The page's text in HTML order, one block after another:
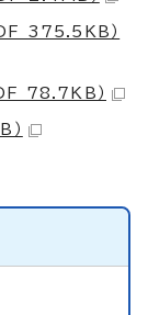
375.5KB）
78.7KB）